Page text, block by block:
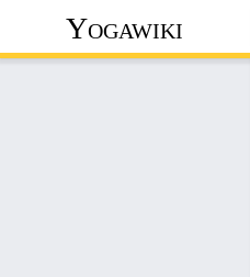
Yogawiki